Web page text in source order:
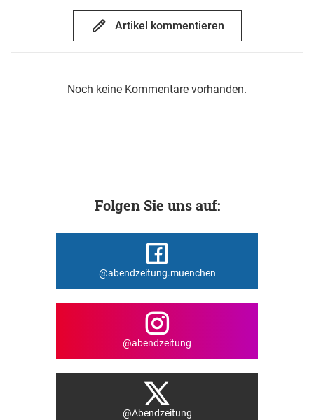
Artikel kommentieren
Noch keine Kommentare vorhanden.
Folgen Sie uns auf:
@abendzeitung.muenchen
@abendzeitung
@Abendzeitung